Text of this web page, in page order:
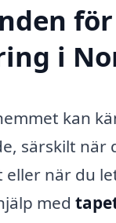
för
i
kan
särskilt när
eller när du
med